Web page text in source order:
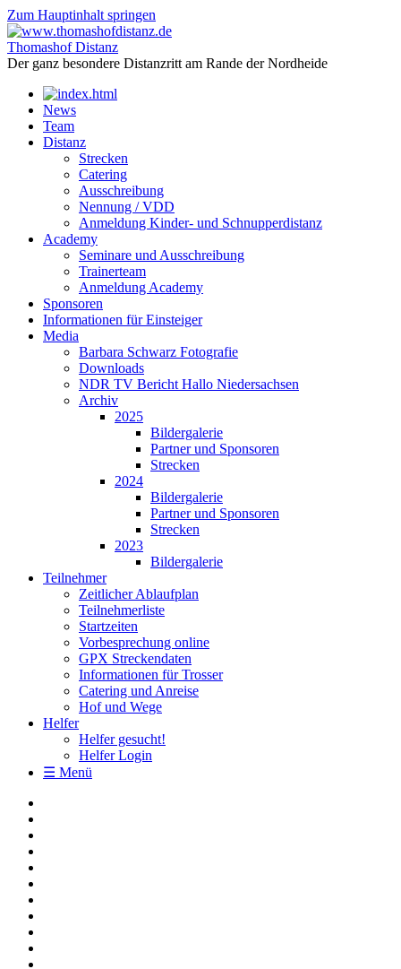
Zum Hauptinhalt springen
Thomashof Distanz
Der ganz besondere Distanzritt am Rande der Nordheide
News
Team
Distanz
Strecken
Catering
Ausschreibung
Nennung / VDD
Anmeldung Kinder- und Schnupperdistanz
Academy
Seminare und Ausschreibung
Trainerteam
Anmeldung Academy
Sponsoren
Informationen für Einsteiger
Media
Barbara Schwarz Fotografie
Downloads
NDR TV Bericht Hallo Niedersachsen
Archiv
2025
Bildergalerie
Partner und Sponsoren
Strecken
2024
Bildergalerie
Partner und Sponsoren
Strecken
2023
Bildergalerie
Teilnehmer
Zeitlicher Ablaufplan
Teilnehmerliste
Startzeiten
Vorbesprechung online
GPX Streckendaten
Informationen für Trosser
Catering und Anreise
Hof und Wege
Helfer
Helfer gesucht!
Helfer Login
☰ Menü